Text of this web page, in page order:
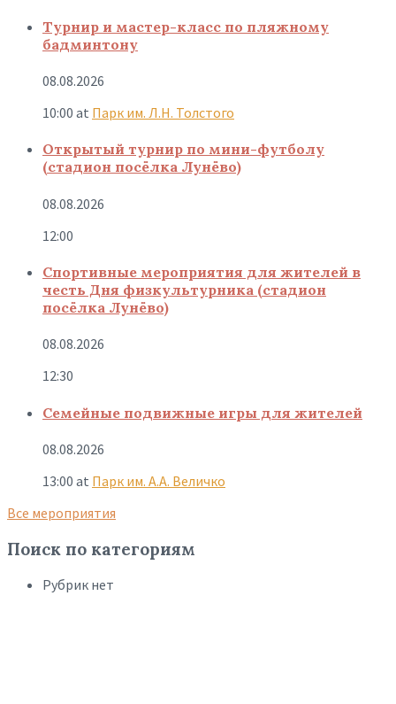
Турнир и мастер-класс по пляжному
бадминтону
08.08.2026
10:00 at Парк им. Л.Н. Толстого
Открытый турнир по мини-футболу
(стадион посёлка Лунёво)
08.08.2026
12:00
Спортивные мероприятия для жителей в
честь Дня физкультурника (стадион
посёлка Лунёво)
08.08.2026
12:30
Семейные подвижные игры для жителей
08.08.2026
13:00 at Парк им. А.А. Величко
Все мероприятия
Поиск по категориям
Рубрик нет